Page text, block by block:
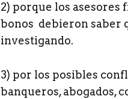
2) porque los asesores
bonos debieron saber
investigando.
3) por los posibles
banqueros, abogados,